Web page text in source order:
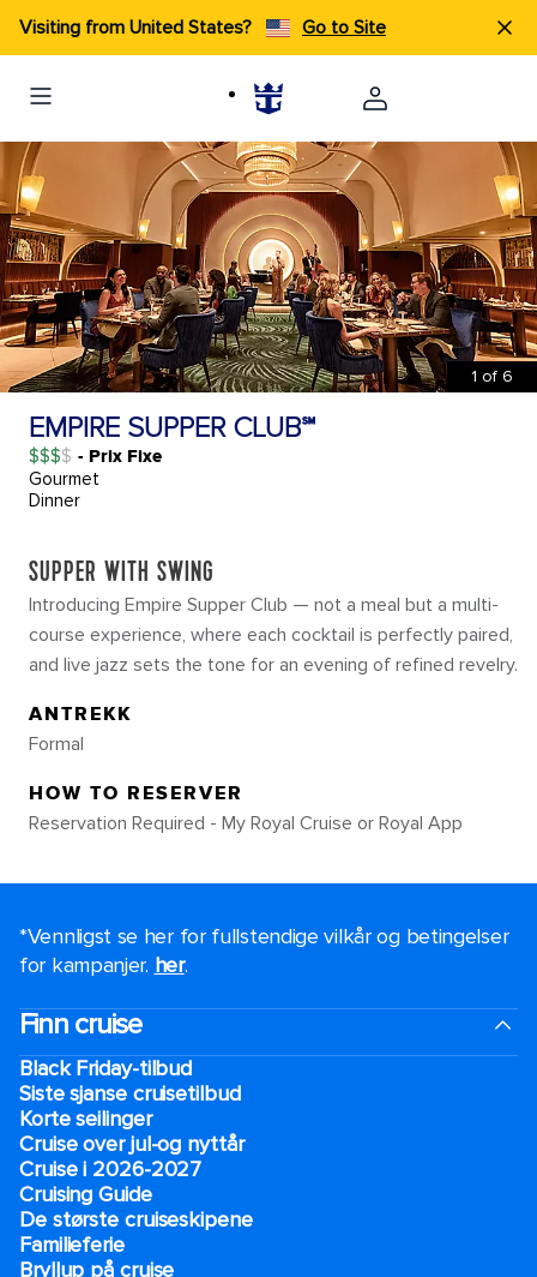
Visiting from United States? Go to Site
1 of 6
EMPIRE SUPPER CLUB℠
$$$ - Prix Fixe
Gourmet
Dinner
SUPPER WITH SWING
Introducing Empire Supper Club — not a meal but a multi-
course experience, where each cocktail is perfectly paired,
and live jazz sets the tone for an evening of refined revelry.
ANTREKK
Formal
HOW TO RESERVER
Reservation Required - My Royal Cruise or Royal App
*Vennligst se her for fullstendige vilkår og betingelser
for kampanjer. her.
Finn cruise
Black Friday-tilbud
Siste sjanse cruisetilbud
Korte seilinger
Cruise over jul-og nyttår
Cruise i 2026-2027
Cruising Guide
De største cruiseskipene
Familieferie
Bryllup på cruise